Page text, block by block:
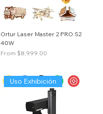
Ortur Laser Master 2 PRO S2
40W
Price
From $8,999.00
Uso Exhibición